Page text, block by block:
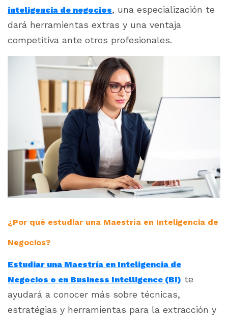
inteligencia de negocios, una especialización te
dará herramientas extras y una ventaja
competitiva ante otros profesionales.
¿Por qué estudiar una Maestría en Inteligencia de
Negocios?
Estudiar una Maestría en Inteligencia de
Negocios o en Business Intelligence (BI) te
ayudará a conocer más sobre técnicas,
estratégias y herramientas para la extracción y